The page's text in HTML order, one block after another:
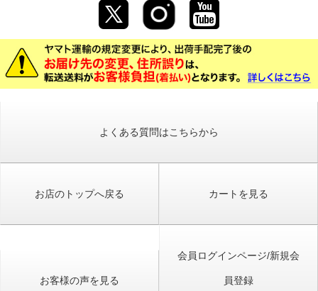
よくある質問はこちらから
お店のトップへ戻る カートを見る
お客様の声を見る
会員ログインページ/新規会
員登録